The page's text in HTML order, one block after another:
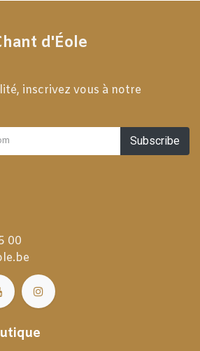
d'Éole
inscrivez vous à notre
Subscribe
00